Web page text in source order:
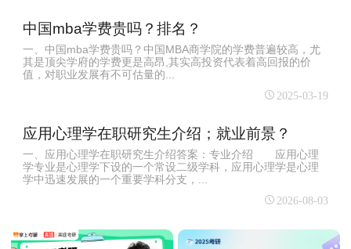
中国mba学费贵吗？排名？
一、中国mba学费贵吗？中国MBA商学院的学费普遍较高‌，尤
其是顶尖学府的学费更是高昂,其实高投资代表着高回报的价
值，对职业发展有不可估量的...
2025-03-19
应用心理学在职研究生介绍；就业前景？
一、应用心理学在职研究生介绍答案：专业介绍 应用心理
学专业是心理学下设的一个常设二级学科，应用心理学是心理
学中迅速发展的一个重要学科分支，...
2026-08-03